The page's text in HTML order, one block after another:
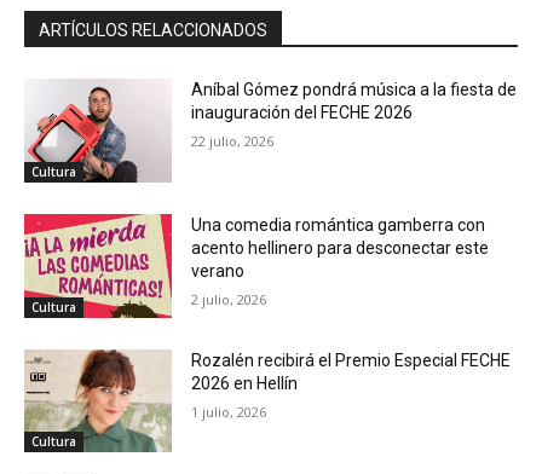
ARTÍCULOS RELACCIONADOS
Cultura
Aníbal Gómez pondrá música a la fiesta de
inauguración del FECHE 2026
22 julio, 2026
Cultura
Una comedia romántica gamberra con
acento hellinero para desconectar este
verano
2 julio, 2026
Cultura
Rozalén recibirá el Premio Especial FECHE
2026 en Hellín
1 julio, 2026